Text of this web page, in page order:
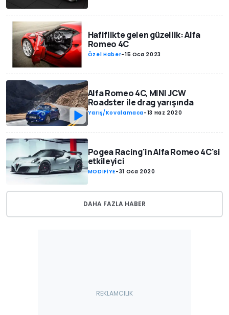
Hafiflikte gelen güzellik: Alfa
Romeo 4C
Özel Haber-15 Oca 2023
Alfa Romeo 4C, MINI JCW
Roadster ile drag yarışında
Yarış/Kovalamaca-13 Haz 2020
Pogea Racing'in Alfa Romeo 4C'si
etkileyici
MODİFİYE-31 Oca 2020
DAHA FAZLA HABER